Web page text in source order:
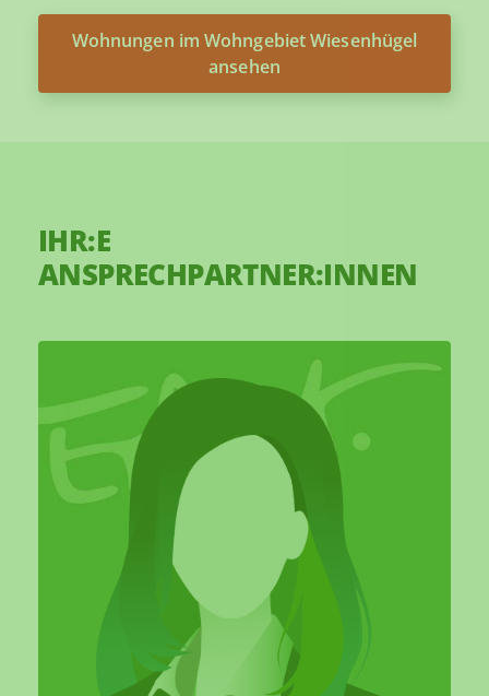
Wohnungen im Wohngebiet Wiesenhügel
ansehen
IHR:E
ANSPRECHPARTNER:INNEN